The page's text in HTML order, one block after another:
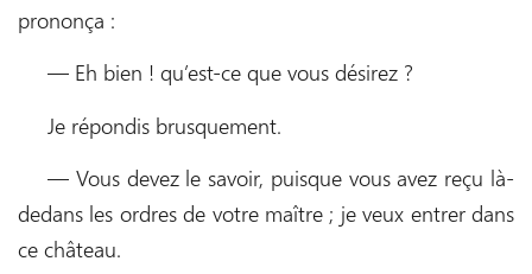
prononça :
— Eh bien ! qu’est-ce que vous désirez ?
Je répondis brusquement.
— Vous devez le savoir, puisque vous avez reçu là-
dedans les ordres de votre maître ; je veux entrer dans
ce château.